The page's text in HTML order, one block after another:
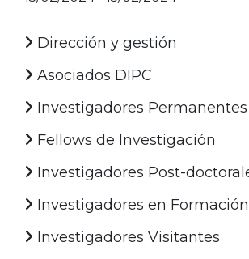
Dirección y gestión
Asociados DIPC
Investigadores Permanentes
Fellows de Investigación
Investigadores Post-
Investigadores en Formación
Investigadores Visitantes